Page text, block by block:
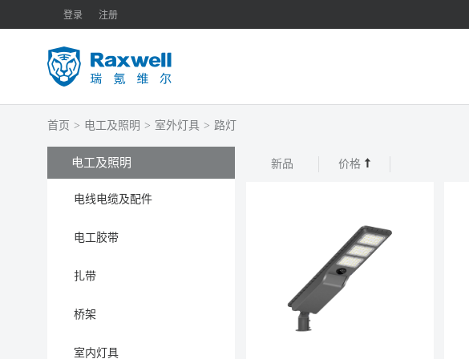
登录 注册
首页 > 电工及照明 > 室外灯具 > 路灯
电工及照明
电线电缆及配件
电工胶带
扎带
桥架
室内灯具
新品 价格